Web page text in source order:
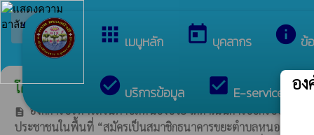
apps เมนูหลัก today บุคลากร info ข้
check_circle บริการข้อมูล check_box E-services
arrow_back_iosกลับเมนูหลัก ยินดีต้อนรับสู่เว็บไซต์ของ องค์การบริหา
โครงการธนาคารขยะ ประจำเดือน พฤษภาคม
description องค์การบริหารส่วนตำบลหนองบัวฮี ได้ดำเนินการออกรับซื้อขย
ประชาชนในพื้นที่ “สมัครเป็นสมาชิกธนาคารขยะตำบลหนองบัวฮี”
อ